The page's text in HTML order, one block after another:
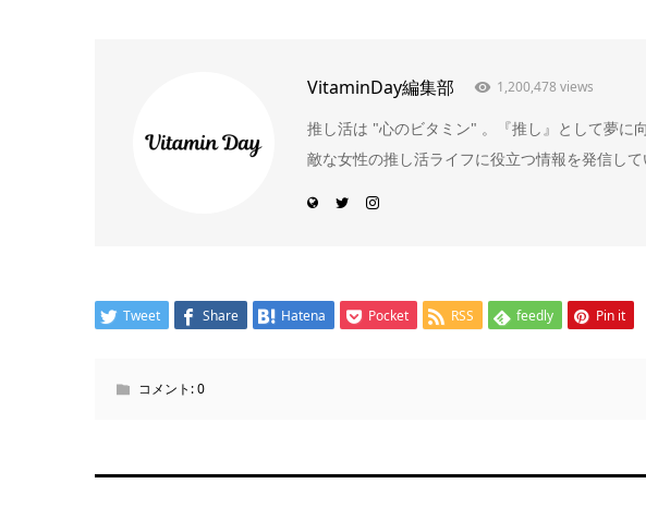
VitaminDay編集部 1,200,478 views
推し活は "心のビタミン" 。『推し』として夢に
敵な女性の推し活ライフに役立つ情報を発信して
Tweet Share Hatena Pocket RSS feedly Pin it
コメント:0